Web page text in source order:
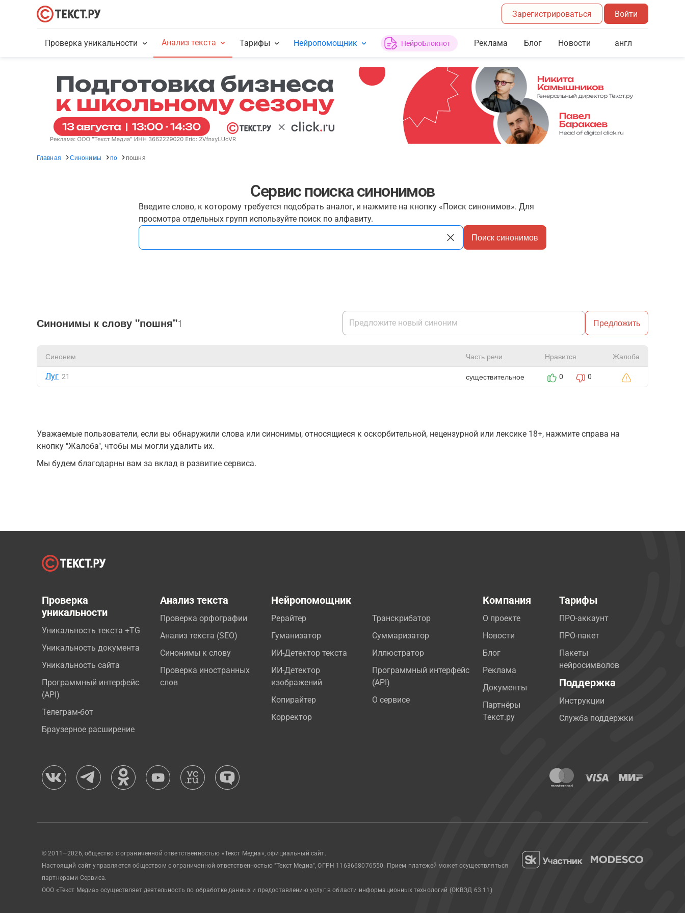
Зарегистрироваться Войти
Проверка уникальности Анализ текста Тарифы Нейропомощник НейроБлокнот Реклама Блог Новости англ
Главная Синонимы по пошня
Сервис поиска синонимов
Введите слово, к которому требуется подобрать аналог, и нажмите на кнопку «Поиск синонимов». Для
просмотра отдельных групп используйте поиск по алфавиту.
Поиск синонимов
Синонимы к слову "пошня"1 Предложить
Синоним Часть речи Нравится Жалоба
Луг 21 существительное 0 0
Уважаемые пользователи, если вы обнаружили слова или синонимы, относящиеся к оскорбительной, нецензурной или лексике 18+, нажмите справа на
кнопку "Жалоба", чтобы мы могли удалить их.
Мы будем благодарны вам за вклад в развитие сервиса.
Проверка
уникальности
Уникальность текста +TG
Уникальность документа
Уникальность сайта
Программный интерфейс
(API)
Телеграм-бот
Браузерное расширение
Анализ текста
Проверка орфографии
Анализ текста (SEO)
Синонимы к слову
Проверка иностранных
слов
Нейропомощник
Рерайтер
Гуманизатор
ИИ-Детектор текста
ИИ-Детектор
изображений
Копирайтер
Корректор
Транскрибатор
Суммаризатор
Иллюстратор
Программный интерфейс
(API)
О сервисе
Компания
О проекте
Новости
Блог
Реклама
Документы
Партнёры
Текст.ру
Тарифы
ПРО-аккаунт
ПРО-пакет
Пакеты
нейросимволов
Поддержка
Инструкции
Служба поддержки
© 2011—2026, общество с ограниченной ответственностью «Текст Медиа», официальный сайт.
Настоящий сайт управляется обществом с ограниченной ответственностью "Текст Медиа", ОГРН 1163668076550. Прием платежей может осуществляться
партнерами Сервиса.
ООО «Текст Медиа» осуществляет деятельность по обработке данных и предоставлению услуг в области информационных технологий (ОКВЭД 63.11)